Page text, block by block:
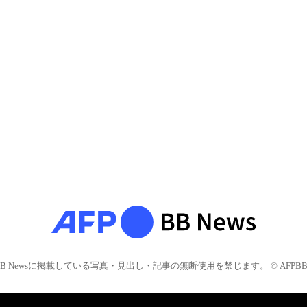
Newsに掲載している写真・見出し・記事の無断使用を禁じます。 © AFPBB